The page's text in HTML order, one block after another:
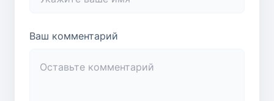
Ваш комментарий